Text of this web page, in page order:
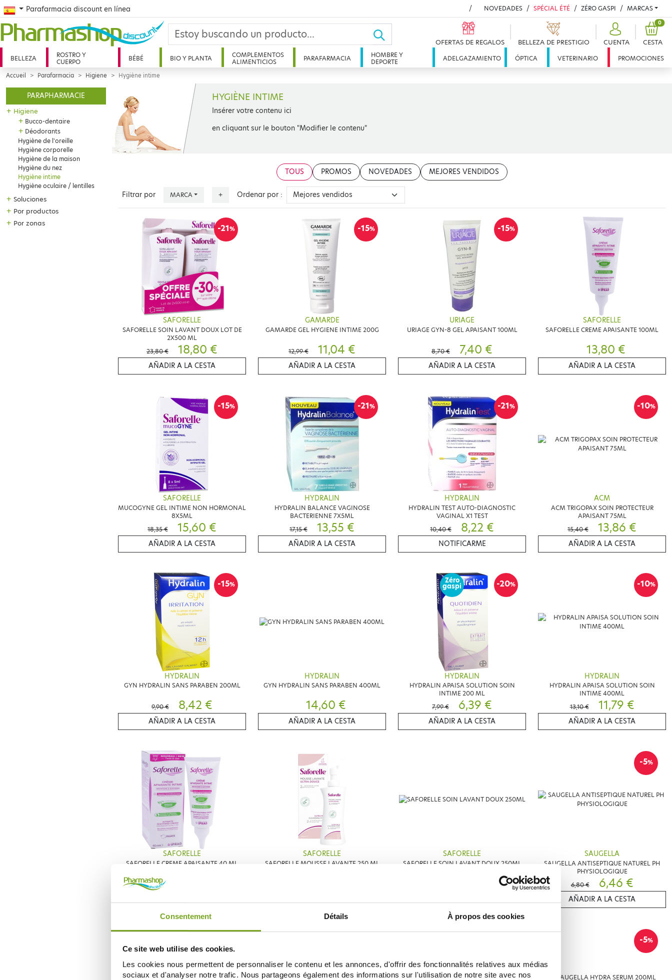
Consentement Détails À propos des cookies
Ce site web utilise des cookies.
Les cookies nous permettent de personnaliser le contenu et les annonces, d'offrir des fonctionnalités relatives aux médias
sociaux et d'analyser notre trafic. Nous partageons également des informations sur l'utilisation de notre site avec nos
Spanish
Parafarmacia discount en línea NOVEDADES SPÉCIAL ÉTÉ ZÉRO GASPI MARCAS
OFERTAS DE REGALOS BELLEZA DE PRESTIGIO CUENTA CESTA
0
BELLEZA
ROSTRO Y
CUERPO
BÉBÉ BIO Y PLANTA
COMPLEMENTOS
ALIMENTICIOS
PARAFARMACIA
HOMBRE Y
DEPORTE
ADELGAZAMIENTO ÓPTICA VETERINARIO PROMOCIONES
Accueil Parafarmacia Higiene Hygiène intime
PARAPHARMACIE
+ Higiene
+ Bucco-dentaire
+ Déodorants
Hygiène de l'oreille
Hygiène corporelle
Hygiène de la maison
Hygiène du nez
Hygiène intime
Hygiène oculaire / lentilles
+ Soluciones
+ Por productos
+ Por zonas
HYGIÈNE INTIME
Insérer votre contenu ici
en cliquant sur le bouton "Modifier le contenu"
TOUS PROMOS NOVEDADES MEJORES VENDIDOS
Filtrar por MARCA + Ordenar por :
-21%
SAFORELLE
SAFORELLE SOIN LAVANT DOUX LOT DE
2X500 ML
23,80 €
18,80 €
AÑADIR A LA CESTA
-15%
GAMARDE
GAMARDE GEL HYGIENE INTIME 200G
12,99 € 11,04 €
AÑADIR A LA CESTA
-15%
URIAGE
URIAGE GYN-8 GEL APAISANT 100ML
8,70 € 7,40 €
AÑADIR A LA CESTA
SAFORELLE
SAFORELLE CREME APAISANTE 100ML
13,80 €
AÑADIR A LA CESTA
-15%
SAFORELLE
MUCOGYNE GEL INTIME NON HORMONAL
8X5ML
18,35 €
15,60 €
AÑADIR A LA CESTA
-21%
HYDRALIN
HYDRALIN BALANCE VAGINOSE
BACTERIENNE 7X5ML
17,15 €
13,55 €
AÑADIR A LA CESTA
-21%
HYDRALIN
HYDRALIN TEST AUTO-DIAGNOSTIC
VAGINAL X1 TEST
10,40 €
8,22 €
NOTIFICARME
-10%
ACM
ACM TRIGOPAX SOIN PROTECTEUR
APAISANT 75ML
15,40 €
13,86 €
AÑADIR A LA CESTA
-15%
HYDRALIN
GYN HYDRALIN SANS PARABEN 200ML
9,90 € 8,42 €
AÑADIR A LA CESTA
HYDRALIN
GYN HYDRALIN SANS PARABEN 400ML
14,60 €
AÑADIR A LA CESTA
-20%
Zéro
gaspi
HYDRALIN
HYDRALIN APAISA SOLUTION SOIN
INTIME 200 ML
7,99 €
6,39 €
AÑADIR A LA CESTA
-10%
HYDRALIN
HYDRALIN APAISA SOLUTION SOIN
INTIME 400ML
13,10 €
11,79 €
AÑADIR A LA CESTA
SAFORELLE
SAFORELLE CREME APAISANTE 40 ML
SAFORELLE
SAFORELLE MOUSSE LAVANTE 250 ML
SAFORELLE
SAFORELLE SOIN LAVANT DOUX 250ML
-5%
SAUGELLA
SAUGELLA ANTISEPTIQUE NATUREL PH
PHYSIOLOGIQUE
6,80 €
6,46 €
AÑADIR A LA CESTA
-5%